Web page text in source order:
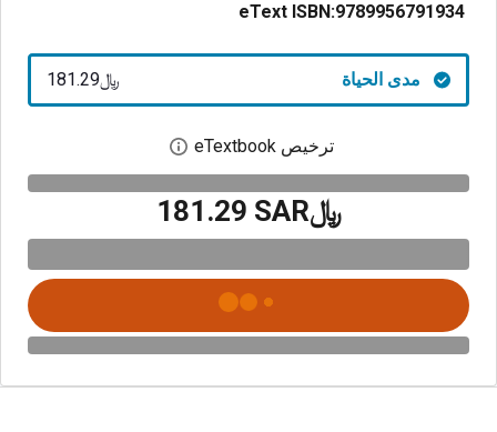
eText ISBN:9789956791934
مدى الحياة ﷼‎181.29
ترخيص eTextbook افتح مربع حوار
﷼‎181.29 SAR